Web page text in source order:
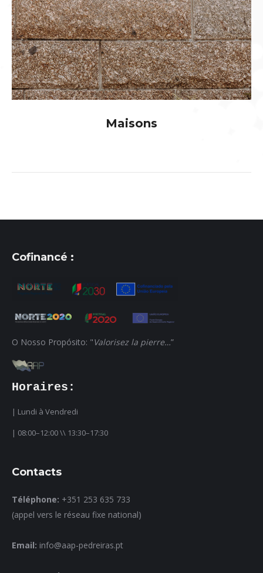
Maisons
Cofinancé :
O Nosso Propósito: "Valorisez la pierre…”
Horaires:
| Lundi à Vendredi
| 08:00–12:00 \\ 13:30–17:30
Contacts
Téléphone: +351 253 635 733
(appel vers le réseau fixe national)
Email: info@aap-pedreiras.pt